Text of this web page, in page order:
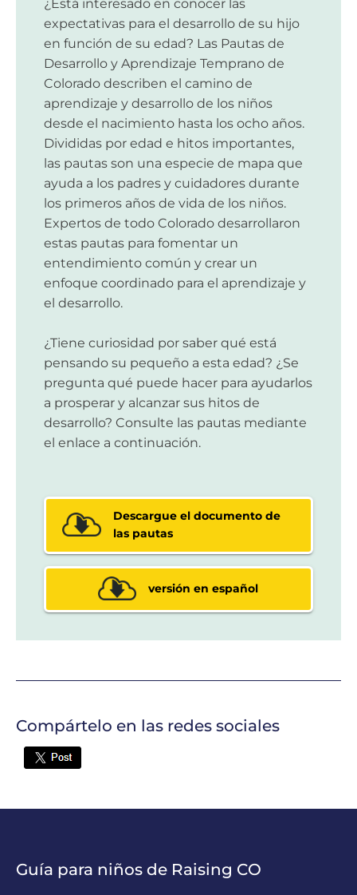
¿Está interesado en conocer las
expectativas para el desarrollo de su hijo
en función de su edad? Las Pautas de
Desarrollo y Aprendizaje Temprano de
Colorado describen el camino de
aprendizaje y desarrollo de los niños
desde el nacimiento hasta los ocho años.
Divididas por edad e hitos importantes,
las pautas son una especie de mapa que
ayuda a los padres y cuidadores durante
los primeros años de vida de los niños.
Expertos de todo Colorado desarrollaron
estas pautas para fomentar un
entendimiento común y crear un
enfoque coordinado para el aprendizaje y
el desarrollo.
¿Tiene curiosidad por saber qué está
pensando su pequeño a esta edad? ¿Se
pregunta qué puede hacer para ayudarlos
a prosperar y alcanzar sus hitos de
desarrollo? Consulte las pautas mediante
el enlace a continuación.
Descargue el documento de
las pautas
versión en español
Compártelo en las redes sociales
Twitter
Guía para niños de Raising CO